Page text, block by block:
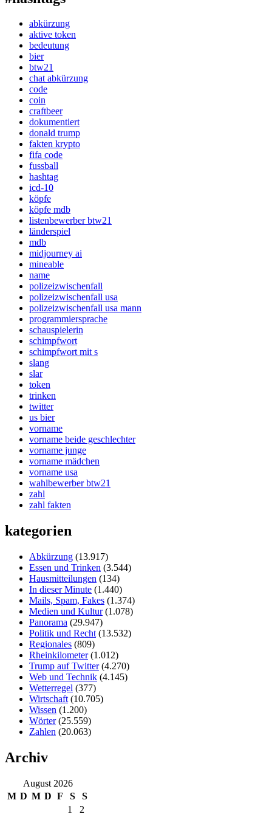
abkürzung
aktive token
bedeutung
bier
btw21
chat abkürzung
code
coin
craftbeer
dokumentiert
donald trump
fakten krypto
fifa code
fussball
hashtag
icd-10
köpfe
köpfe mdb
listenbewerber btw21
länderspiel
mdb
midjourney ai
mineable
name
polizeizwischenfall
polizeizwischenfall usa
polizeizwischenfall usa mann
programmiersprache
schauspielerin
schimpfwort
schimpfwort mit s
slang
slar
token
trinken
twitter
us bier
vorname
vorname beide geschlechter
vorname junge
vorname mädchen
vorname usa
wahlbewerber btw21
zahl
zahl fakten
kategorien
Abkürzung (13.917)
Essen und Trinken (3.544)
Hausmitteilungen (134)
In dieser Minute (1.440)
Mails, Spam, Fakes (1.374)
Medien und Kultur(1.078)
Panorama (29.947)
Politik und Recht (13.532)
Regionales (809)
Rheinkilometer(1.012)
Trump auf Twitter(4.270)
Web und Technik (4.145)
Wetterregel (377)
Wirtschaft (10.705)
Wissen (1.200)
Wörter(25.559)
Zahlen (20.063)
Archiv
August 2026
M D M D F S
S
1
2